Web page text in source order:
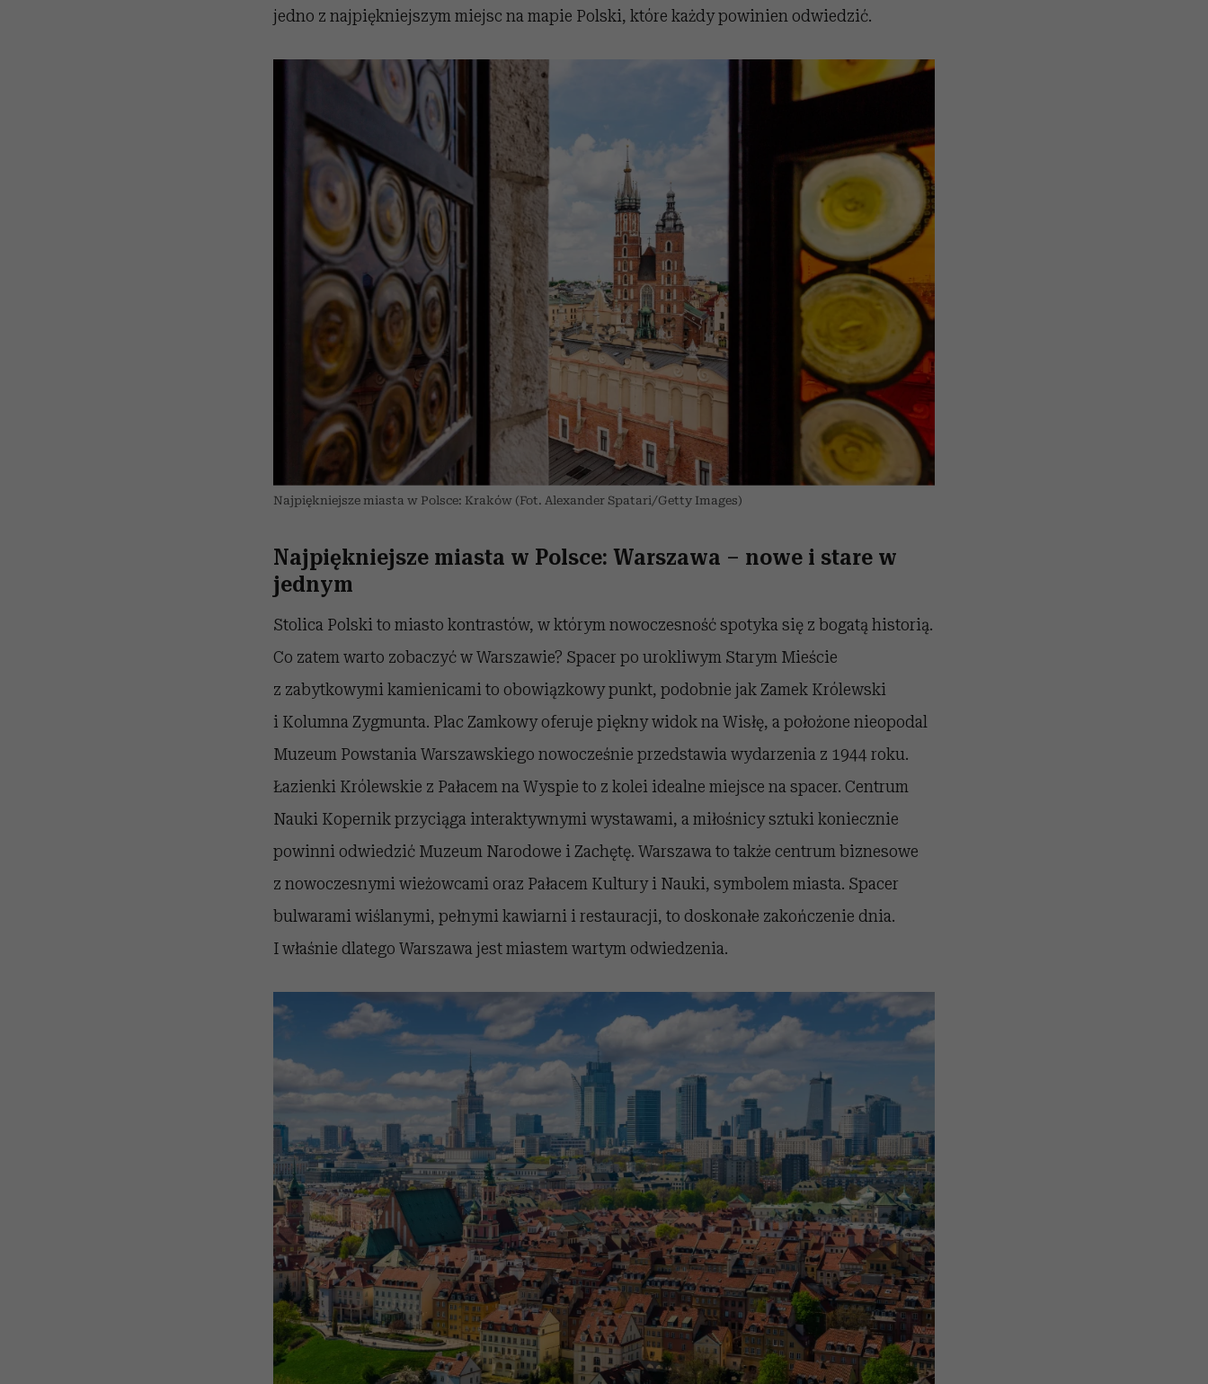
jedno z najpiękniejszym miejsc na mapie Polski, które każdy powinien odwiedzić.
Najpiękniejsze miasta w Polsce: Kraków (Fot. Alexander Spatari/Getty Images)
Najpiękniejsze miasta w Polsce: Warszawa – nowe i starew
jednym
Stolica Polski to miasto kontrastów, w którym nowoczesność spotyka się z bogatą historią.
Co zatem warto zobaczyć w Warszawie? Spacer po urokliwym Starym Mieście
z zabytkowymi kamienicami to obowiązkowy punkt, podobnie jak Zamek Królewski
i Kolumna Zygmunta. Plac Zamkowy oferuje piękny widok na Wisłę, a położone nieopodal
Muzeum Powstania Warszawskiego nowocześnie przedstawia wydarzenia z 1944 roku.
Łazienki Królewskie z Pałacem na Wyspie to z kolei idealne miejsce na spacer. Centrum
Nauki Kopernik przyciąga interaktywnymi wystawami, a miłośnicy sztuki koniecznie
powinni odwiedzić Muzeum Narodowe i Zachętę. Warszawa to także centrum biznesowe
z nowoczesnymi wieżowcami oraz Pałacem Kultury i Nauki, symbolem miasta. Spacer
bulwarami wiślanymi, pełnymi kawiarni i restauracji, to doskonałe zakończenie dnia.
I właśnie dlatego Warszawa jest miastem wartym odwiedzenia.